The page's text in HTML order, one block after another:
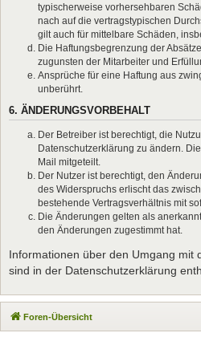
typischerweise vorhersehbaren
nach auf die vertragstypischen
gilt auch für mittelbare Schäden,
Die Haftungsbegrenzung der
zugunsten der Mitarbeiter und
Ansprüche für eine Haftung aus
unberührt.
6. ÄNDERUNGSVORBEHALT
Der Betreiber ist berechtigt, die
Datenschutzerklärung zu ändern.
Mail mitgeteilt.
Der Nutzer ist berechtigt, den
des Widerspruchs erlischt das
bestehende Vertragsverhältnis mit
Die Änderungen gelten als
den Änderungen zugestimmt hat.
Informationen über den Umgang mit
sind in der Datenschutzerklärung
Foren-Übersicht